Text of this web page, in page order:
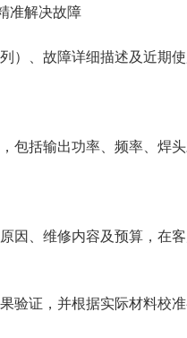
准解决故障
）、故障详细描述及近期
包括输出功率、频率、焊
、维修内容及预算，在客
证，并根据实际材料校